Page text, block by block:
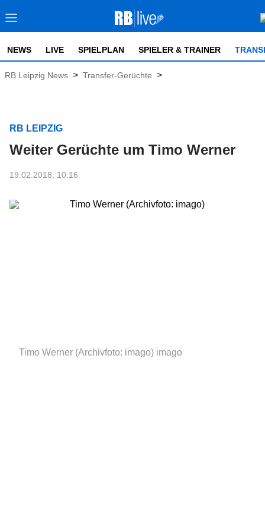
NEWS LIVE SPIELPLAN SPIELER & TRAINER
RB Leipzig News > Transfer-Gerüchte >
RB LEIPZIG
Weiter Gerüchte um Timo Werner
19.02.2018, 10:16
Timo Werner (Archivfoto: imago) imago